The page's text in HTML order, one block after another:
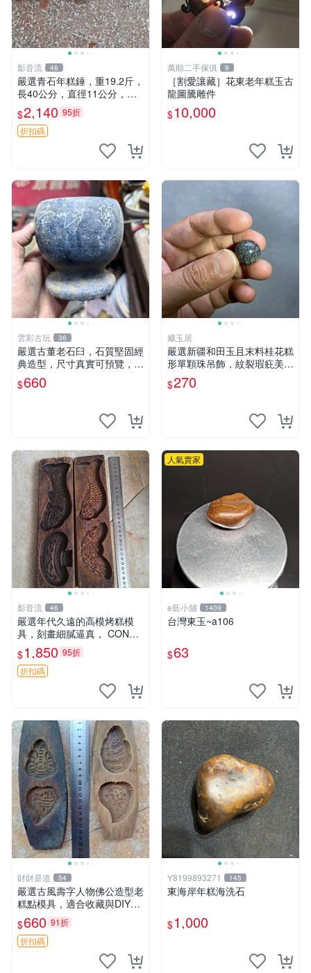
影音流 46
嚴選青石年糕錘，重19.2斤，
長40公分，直徑11公分，石
質精良，做工扎實，自然風味
獨特。適合收藏與實用。 老
物件 青石 年糕槌
$2,140 95折
折扣碼
萬順二手傢俱 9
［割愛讓藏］花東老年糕玉古
龍圖騰雕件
$10,000
雲彩古玩 36
嚴選古董老石臼，石質堅固經
典造型，尺寸真實可預覽，具
歲月風華，適合收藏與使用，
不容錯過石器好物 石臼 古蹟
$660
藏玉居
嚴選新疆和田玉且末料桂花糕
形單顆珠吊飾，紋裂瑕疪美中
不足仍具收藏價值 16 粒裝 桂
花糕 卡珠 吊飾
$270
影音流 46
嚴選年代久遠的高模烤糕模
具，刻畫細膩逼真， CONDI
TION 良好，建議購買前詳查
照片。老高模 烤糕模具 刻花
模具
$1,850 95折
折扣碼
人氣賣家
e藍小舖 1409
台灣東玉~a106
$63
財財是道 54
嚴選古風壽字人物佛公造型老
糕點模具，適合收藏與DIY創
作 餐桌用品 壽宴喜慶
$660 91折
折扣碼
Y8199893271 145
東海岸年糕海洗石
$1,000